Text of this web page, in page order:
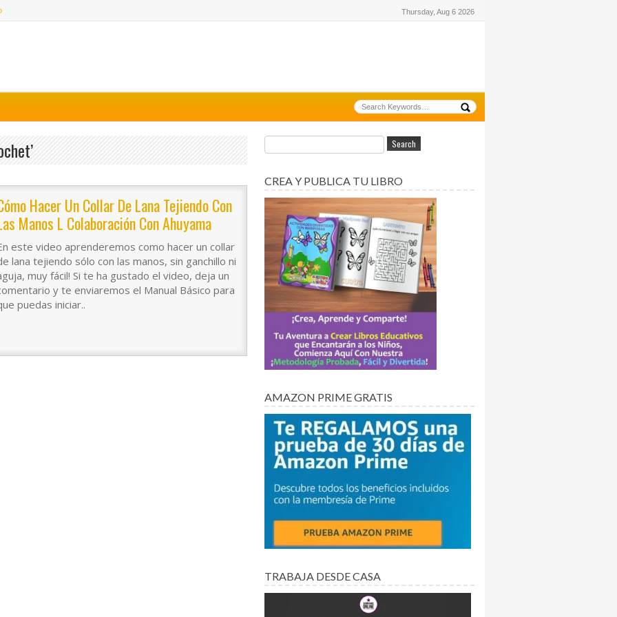
Thursday, Aug 6 2026
Hacer Un Collar De Lana Tejiendo Con
Manos L Colaboración Con Ahuyama
este video aprenderemos como hacer un collar
lana tejiendo sólo con las manos, sin ganchillo ni
muy fácil! Si te ha gustado el video, deja un
y te enviaremos el Manual Básico para
puedas iniciar..
CREA Y PUBLICA TU LIBRO
AMAZON PRIME GRATIS
TRABAJA DESDE CASA